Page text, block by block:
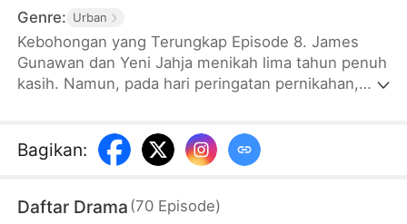
Genre: Urban
Kebohongan yang Terungkap Episode 8. James
Gunawan dan Yeni Jahja menikah lima tahun penuh
kasih. Namun, pada hari peringatan pernikahan,
Ternyata, Yeni menunggu Yansen mencapai usia
legal untuk mendaftarkan pernikahan mereka. Hati
Namun, dia diracuni dan diserang oleh orang
Bagikan:
Daftar Drama (70 Episode)